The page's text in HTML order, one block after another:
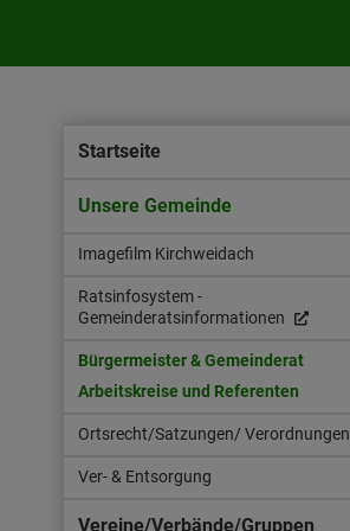
Startseite
Unsere Gemeinde
Imagefilm Kirchweidach
Ratsinfosystem -
Gemeinderatsinformationen
Bürgermeister & Gemeinderat
Arbeitskreise und Referenten
Ortsrecht/Satzungen/ Verordnungen
Ver- & Entsorgung
Vereine/Verbände/Gruppen